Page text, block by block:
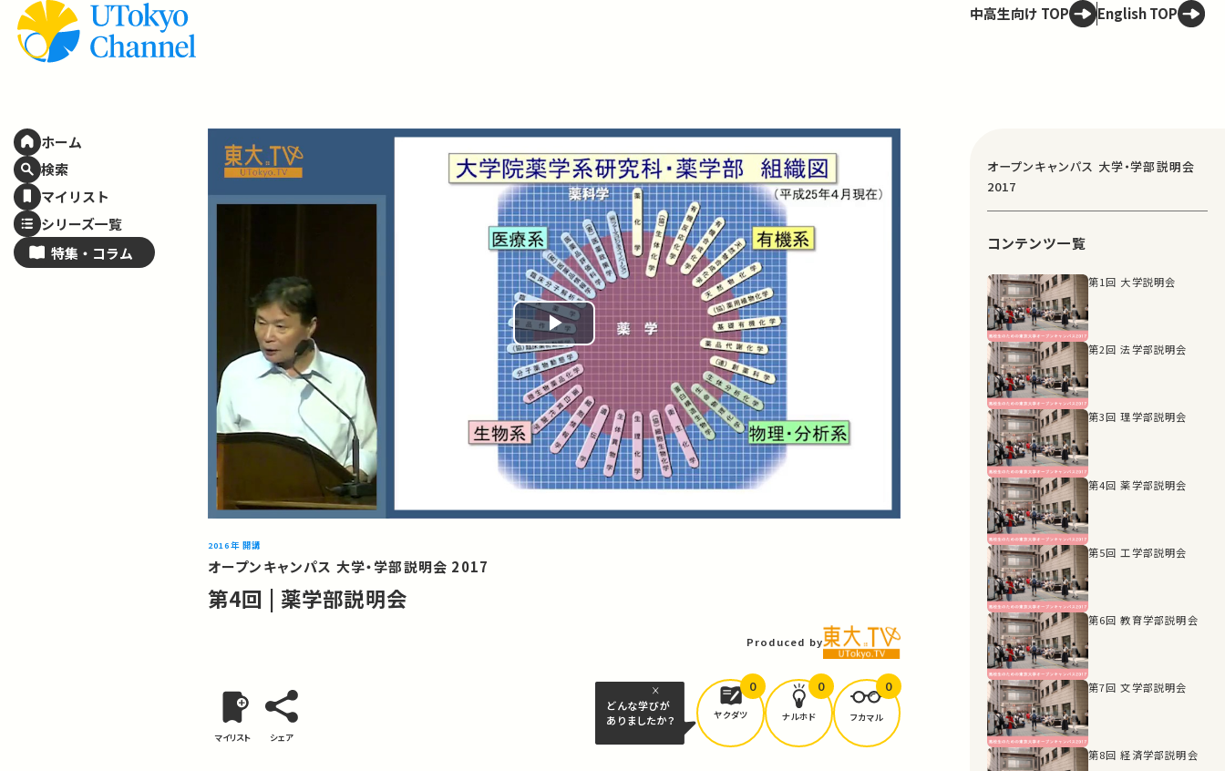
ホーム
検索
マイリスト
シリーズ一覧
特集・ コラム
中高生向け TOP English TOP
Play
Video
2016年 開講
オープンキャンパス 大学・学部説明会 2017
第4回 | 薬学部説明会
Produced by
マイリスト シェア
どんな学びが
ありましたか？
ヤクダツ
0
ナルホド
0
フカマル
0
オープンキャンパス 大学・学部説明会
2017
コンテンツ一覧
第1回 大学説明会
第2回 法学部説明会
第3回 理学部説明会
第4回 薬学部説明会
第5回 工学部説明会
第6回 教育学部説明会
第7回 文学部説明会
第8回 経済学部説明会